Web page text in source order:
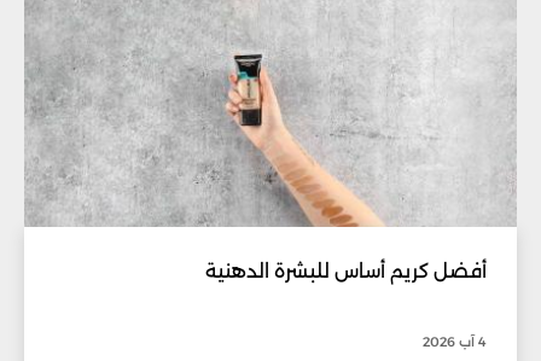
أفضل كريم أساس للبشرة الدهنية
4 آب 2026